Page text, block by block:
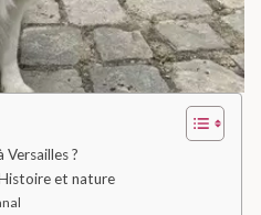
?
et nature